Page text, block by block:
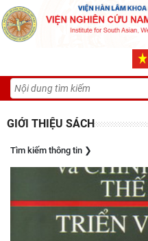
GIỚI THIỆU SÁCH
Tìm kiếm thông tin ❯